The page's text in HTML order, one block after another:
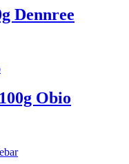
Dennree
Obio